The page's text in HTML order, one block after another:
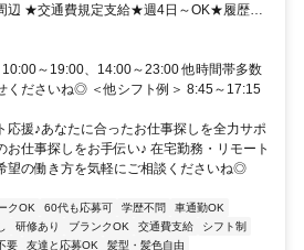
辺 ★交通費規定支給★週4日～OK★履歴書
～19:00、14:00～23:00 他時間帯多数
くださいね◎ ＜他シフト例＞ 8:45～17:15
援♪あなたに合ったお仕事探しを全力サポ
お仕事探しをお手伝い♪ 在宅勤務・リモート
望の働き方を気軽にご相談くださいね◎
クOK 60代も応募可 学歴不問
車通勤OK
研修あり ブランクOK 交通費支給
シフト制
要 友達と応募OK 髪型・髪色自由